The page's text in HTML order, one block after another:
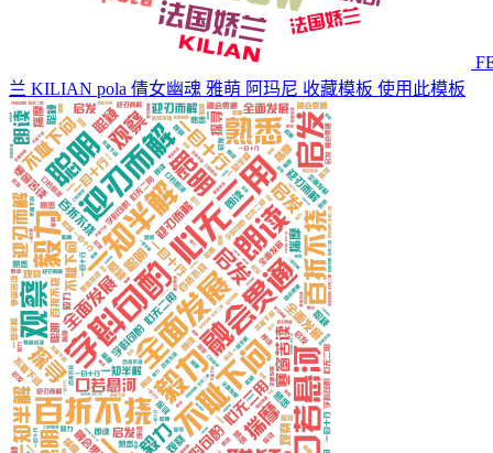
兰 KILIAN pola 倩女幽魂 雅萌 阿玛尼 收藏模板 使用此模板